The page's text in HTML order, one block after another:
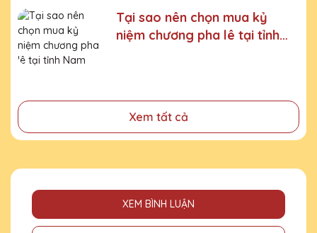
cá nhân, tập thể
- Tri ân, thay lời cảm ơn gửi đến những cá nhân, tổ chức
đã cống hiến, đóng góp cho doanh nghiệp, cho cộng
đồng
Tại sao nên chọn mua kỷ
niệm chương pha lê tại tỉnh
Xem tất cả
XEM BÌNH LUẬN